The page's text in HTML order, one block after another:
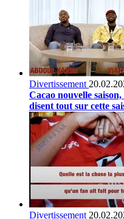
Divertissement
Cacao nouvelle
disent tout sur cette
Divertissement